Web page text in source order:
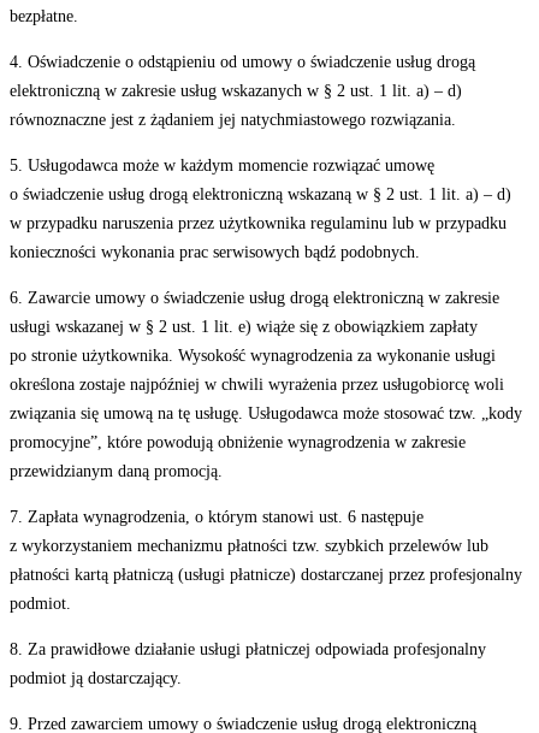
bezpłatne.
4. Oświadczenie o odstąpieniu od umowy o świadczenie usług drogą
elektroniczną w zakresie usług wskazanych w § 2 ust. 1 lit. a) – d)
równoznaczne jest z żądaniem jej natychmiastowego rozwiązania.
5. Usługodawca może w każdym momencie rozwiązać umowę
o świadczenie usług drogą elektroniczną wskazaną w § 2 ust. 1 lit. a) – d)
w przypadku naruszenia przez użytkownika regulaminu lub w przypadku
konieczności wykonania prac serwisowych bądź podobnych.
6. Zawarcie umowy o świadczenie usług drogą elektroniczną w zakresie
usługi wskazanej w § 2 ust. 1 lit. e) wiąże się z obowiązkiem zapłaty
po stronie użytkownika. Wysokość wynagrodzenia za wykonanie usługi
określona zostaje najpóźniej w chwili wyrażenia przez usługobiorcę woli
związania się umową na tę usługę. Usługodawca może stosować tzw. „kody
promocyjne”, które powodują obniżenie wynagrodzenia w zakresie
przewidzianym daną promocją.
7. Zapłata wynagrodzenia, o którym stanowi ust. 6 następuje
z wykorzystaniem mechanizmu płatności tzw. szybkich przelewów lub
płatności kartą płatniczą (usługi płatnicze) dostarczanej przez profesjonalny
podmiot.
8. Za prawidłowe działanie usługi płatniczej odpowiada profesjonalny
podmiot ją dostarczający.
9. Przed zawarciem umowy o świadczenie usług drogą elektroniczną